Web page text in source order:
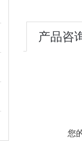
产品咨
您